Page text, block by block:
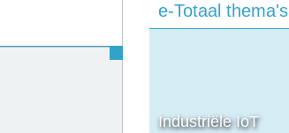
e-Totaal thema's
Industriële IoT